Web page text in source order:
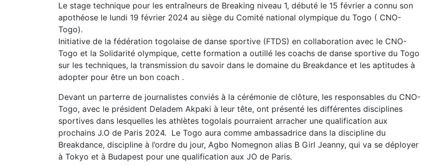
Le stage technique pour les entraîneurs de Breaking niveau 1, débuté le 15 février a connu son
apothéose le lundi 19 février 2024 au siège du Comité national olympique du Togo ( CNO-
Togo).
Initiative de la fédération togolaise de danse sportive (FTDS) en collaboration avec le CNO-
Togo et la Solidarité olympique, cette formation a outillé les coachs de danse sportive du Togo
sur les techniques, la transmission du savoir dans le domaine du Breakdance et les aptitudes à
adopter pour être un bon coach .
Devant un parterre de journalistes conviés à la cérémonie de clôture, les responsables du CNO-
Togo, avec le président Deladem Akpaki à leur tête, ont présenté les différentes disciplines
sportives dans lesquelles les athlètes togolais pourraient arracher une qualification aux
prochains J.O de Paris 2024. Le Togo aura comme ambassadrice dans la discipline du
Breakdance, discipline à l’ordre du jour, Agbo Nomegnon alias B Girl Jeanny, qui va se déployer
à Tokyo et à Budapest pour une qualification aux JO de Paris.